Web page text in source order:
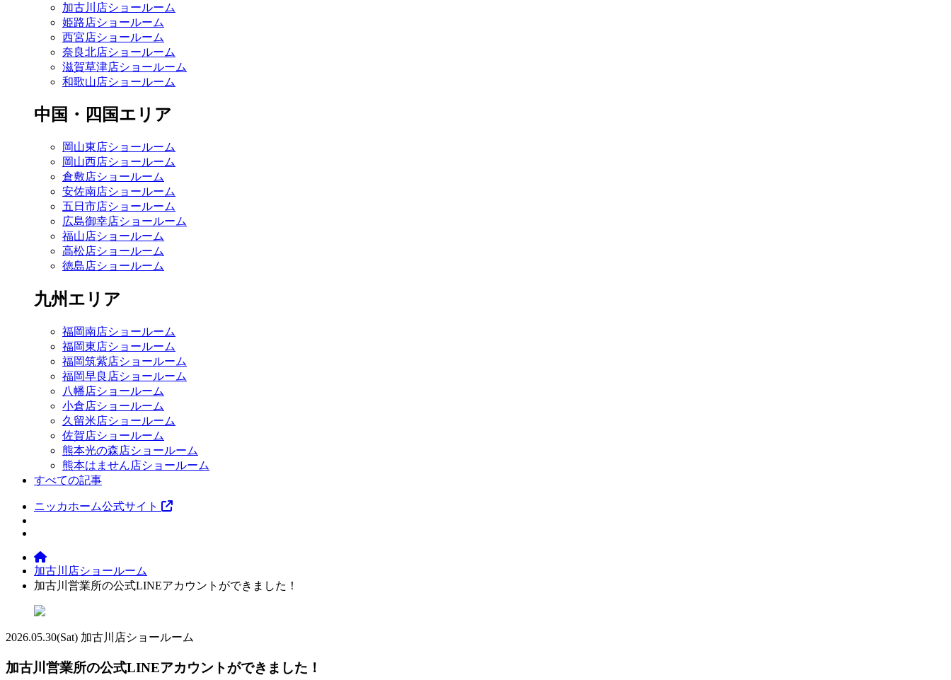
加古川店ショールーム
姫路店ショールーム
西宮店ショールーム
奈良北店ショールーム
滋賀草津店ショールーム
和歌山店ショールーム
中国・四国エリア
岡山東店ショールーム
岡山西店ショールーム
倉敷店ショールーム
安佐南店ショールーム
五日市店ショールーム
広島御幸店ショールーム
福山店ショールーム
高松店ショールーム
徳島店ショールーム
九州エリア
福岡南店ショールーム
福岡東店ショールーム
福岡筑紫店ショールーム
福岡早良店ショールーム
八幡店ショールーム
小倉店ショールーム
久留米店ショールーム
佐賀店ショールーム
熊本光の森店ショールーム
熊本はません店ショールーム
すべての記事
ニッカホーム公式サイト
加古川店ショールーム
加古川営業所の公式LINEアカウントができました！
2026.05.30(Sat) 加古川店ショールーム
加古川営業所の公式LINEアカウントができました！